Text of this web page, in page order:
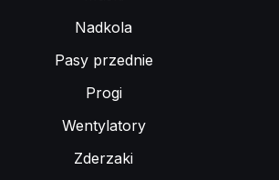
Nadkola
Pasy przednie
Progi
Wentylatory
Zderzaki